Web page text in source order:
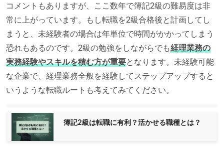
コメントもありますが、ここ数年で簿記2級の難易度は非
常に上がっています。もし転職を2級合格後と計画してし
まうと、未経験者の場合は年単位で時間がかかってしまう
恐れもあるのです。2級の勉強をしながらでも経理業務の
実務経験やスキルを積む方が重要となります。未経験可能
な企業で、経理業務全般を経験してステップアップすると
いうような転職ルートも考えてみてください。
簿記2級は転職に有利？活かせる職種とは？